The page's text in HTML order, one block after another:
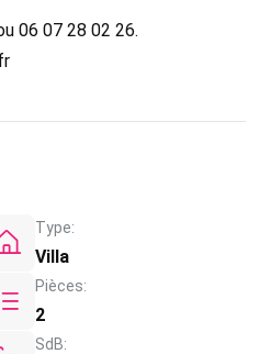
06 07 28 02 26.
Type:
Villa
Pièces:
2
SdB: